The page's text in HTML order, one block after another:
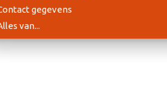
gegevens
van...